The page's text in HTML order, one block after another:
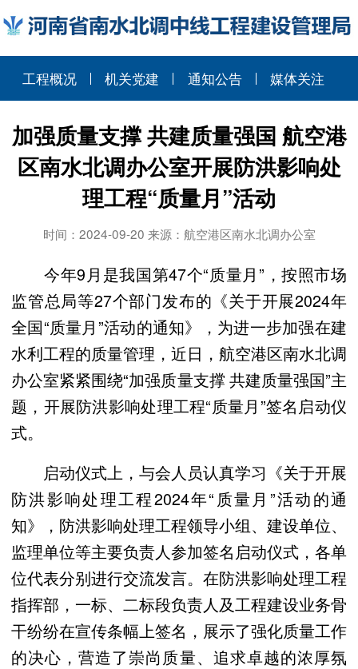
工程概况 机关党建 通知公告 媒体关注
加强质量支撑 共建质量强国 航空港
区南水北调办公室开展防洪影响处
理工程“质量月”活动
时间：2024-09-20 来源：航空港区南水北调办公室
今年9月是我国第47个“质量月”，按照市场
监管总局等27个部门发布的《关于开展2024年
全国“质量月”活动的通知》，为进一步加强在建
水利工程的质量管理，近日，航空港区南水北调
办公室紧紧围绕“加强质量支撑 共建质量强国”主
题，开展防洪影响处理工程“质量月”签名启动仪
式。
启动仪式上，与会人员认真学习《关于开展
防洪影响处理工程2024年“质量月”活动的通
知》，防洪影响处理工程领导小组、建设单位、
监理单位等主要负责人参加签名启动仪式，各单
位代表分别进行交流发言。在防洪影响处理工程
指挥部，一标、二标段负责人及工程建设业务骨
干纷纷在宣传条幅上签名，展示了强化质量工作
的决心，营造了崇尚质量、追求卓越的浓厚氛